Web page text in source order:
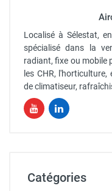
Localisé à Sélestat,
spécialisé dans la
radiant, fixe ou mobile
les CHR,
de climatiseur,
Catégories